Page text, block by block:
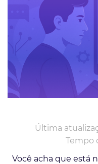
Última
Tempo
Você acha que está